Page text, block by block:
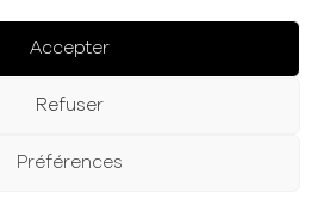
Accepter
Refuser
Préférences
Mentions légales